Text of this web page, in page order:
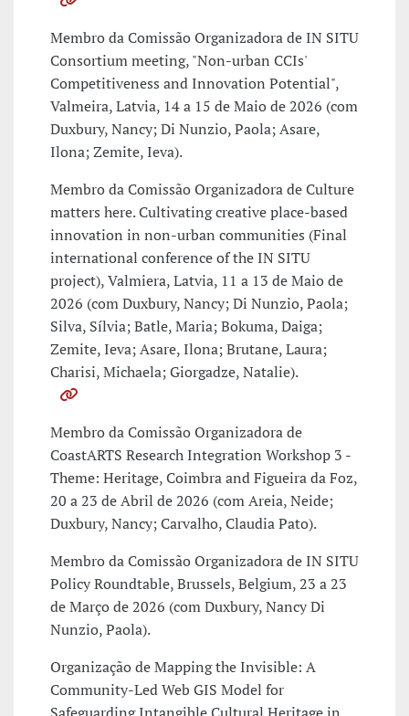
Membro da Comissão Organizadora de IN SITU
Consortium meeting, "Non-urban CCIs'
Competitiveness and Innovation Potential",
Valmeira, Latvia, 14 a 15 de Maio de 2026 (com
Duxbury, Nancy; Di Nunzio, Paola; Asare,
Ilona; Zemite, Ieva).
Membro da Comissão Organizadora de Culture
matters here. Cultivating creative place-based
innovation in non-urban communities (Final
international conference of the IN SITU
project), Valmiera, Latvia, 11 a 13 de Maio de
2026 (com Duxbury, Nancy; Di Nunzio, Paola;
Silva, Sílvia; Batle, Maria; Bokuma, Daiga;
Zemite, Ieva; Asare, Ilona; Brutane, Laura;
Charisi, Michaela; Giorgadze, Natalie).
Membro da Comissão Organizadora de
CoastARTS Research Integration Workshop 3 -
Theme: Heritage, Coimbra and Figueira da Foz,
20 a 23 de Abril de 2026 (com Areia, Neide;
Duxbury, Nancy; Carvalho, Claudia Pato).
Membro da Comissão Organizadora de IN SITU
Policy Roundtable, Brussels, Belgium, 23 a 23
de Março de 2026 (com Duxbury, Nancy Di
Nunzio, Paola).
Organização de Mapping the Invisible: A
Community-Led Web GIS Model for